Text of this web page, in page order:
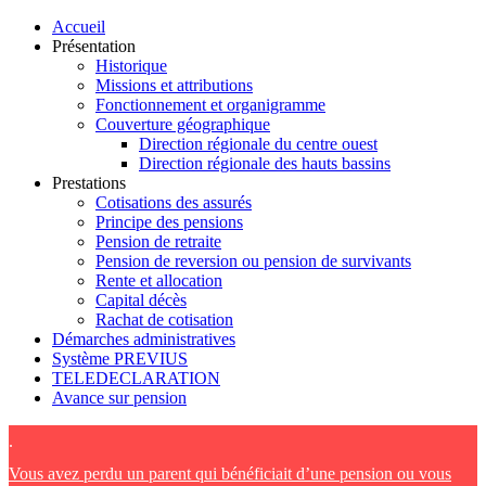
Accueil
Présentation
Historique
Missions et attributions
Fonctionnement et organigramme
Couverture géographique
Direction régionale du centre ouest
Direction régionale des hauts bassins
Prestations
Cotisations des assurés
Principe des pensions
Pension de retraite
Pension de reversion ou pension de survivants
Rente et allocation
Capital décès
Rachat de cotisation
Démarches administratives
Système PREVIUS
TELEDECLARATION
Avance sur pension
.
Vous avez perdu un parent qui bénéficiait d’une pension ou vous